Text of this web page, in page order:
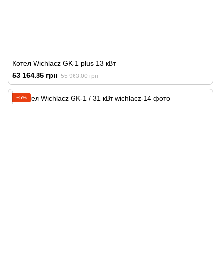
Котел Wichlacz GK-1 plus 13 кВт
53 164.85 грн 55 963.00 грн
−5%